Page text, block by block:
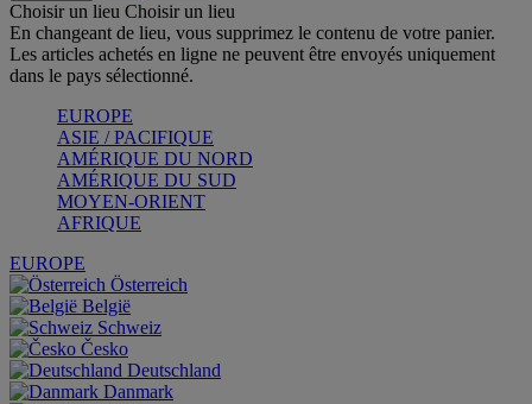
Choisir un lieu Choisir un lieu
En changeant de lieu, vous supprimez le contenu de votre panier.
Les articles achetés en ligne ne peuvent être envoyés uniquement
dans le pays sélectionné.
EUROPE
ASIE / PACIFIQUE
AMÉRIQUE DU NORD
AMÉRIQUE DU SUD
MOYEN-ORIENT
AFRIQUE
EUROPE
Österreich
België
Schweiz
Česko
Deutschland
Danmark